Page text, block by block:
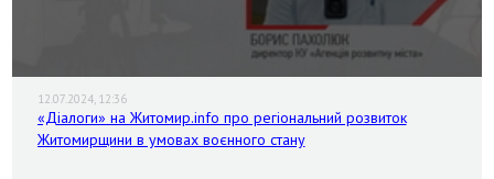
12.07.2024, 12:36
«Діалоги» на Житомир.info про регіональний розвиток
Житомирщини в умовах воєнного стану